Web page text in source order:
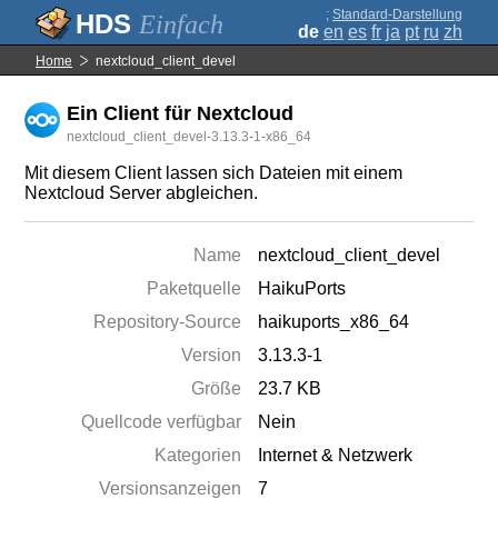
Einfach ; Standard-Darstellung
de en es fr ja pt ru zh
Home nextcloud_client_devel
Ein Client für Nextcloud
nextcloud_client_devel-3.13.3-1-x86_64
Mit diesem Client lassen sich Dateien mit einem
Nextcloud Server abgleichen.
Name
nextcloud_client_devel
Paketquelle
HaikuPorts
Repository-Source
haikuports_x86_64
Version
3.13.3-1
Größe
23.7 KB
Quellcode verfügbar
Nein
Kategorien
Internet & Netzwerk
Versionsanzeigen
7